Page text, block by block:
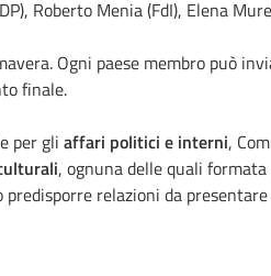
Roberto Menia (FdI), Elena
Ogni paese membro può
finale.
per gli affari politici e interni,
, ognuna delle quali
relazioni da